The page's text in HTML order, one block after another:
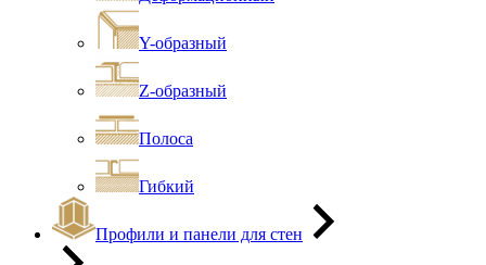
Y-образный
Z-образный
Полоса
Гибкий
Профили и панели для стен